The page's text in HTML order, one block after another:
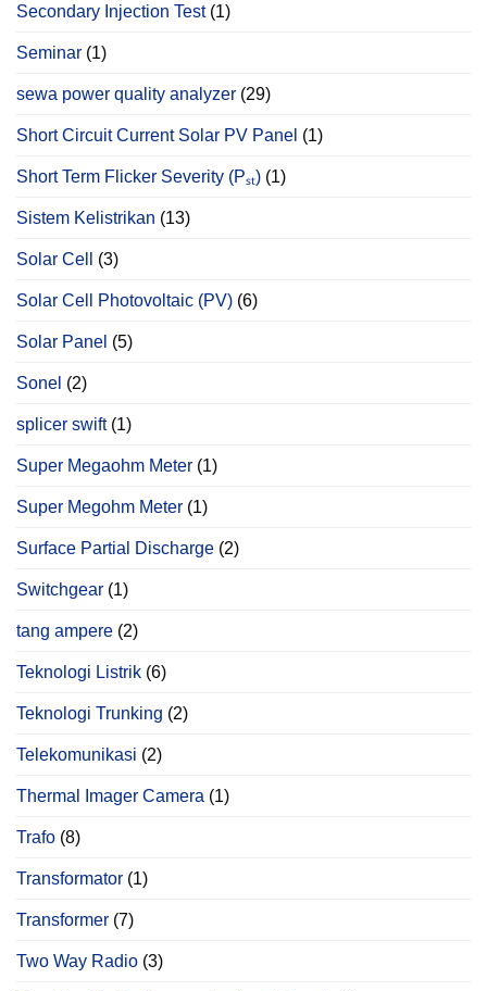
Secondary Injection Test(1)
Seminar (1)
sewa power quality analyzer (29)
Short Circuit Current Solar PV Panel (1)
Short Term Flicker Severity (Pₛₜ) (1)
Sistem Kelistrikan (13)
Solar Cell (3)
Solar Cell Photovoltaic (PV) (6)
Solar Panel (5)
Sonel (2)
splicer swift(1)
Super Megaohm Meter (1)
Super Megohm Meter (1)
Surface Partial Discharge (2)
Switchgear (1)
tang ampere (2)
Teknologi Listrik (6)
Teknologi Trunking (2)
Telekomunikasi (2)
Thermal Imager Camera (1)
Trafo (8)
Transformator (1)
Transformer (7)
Two Way Radio (3)